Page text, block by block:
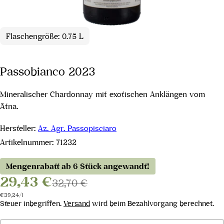
Flaschengröße: 0.75 L
Passobianco 2023
Mineralischer Chardonnay mit exotischen Anklängen vom
Ätna.
Hersteller: Az. Agr. Passopisciaro
Artikelnummer: 71232
Mengenrabatt ab 6 Stück angewandt!
29,43 €32,70 €
Stückpreis
€39,24/pro
l
Steuer inbegriffen. Versand wird beim Bezahlvorgang berechnet.